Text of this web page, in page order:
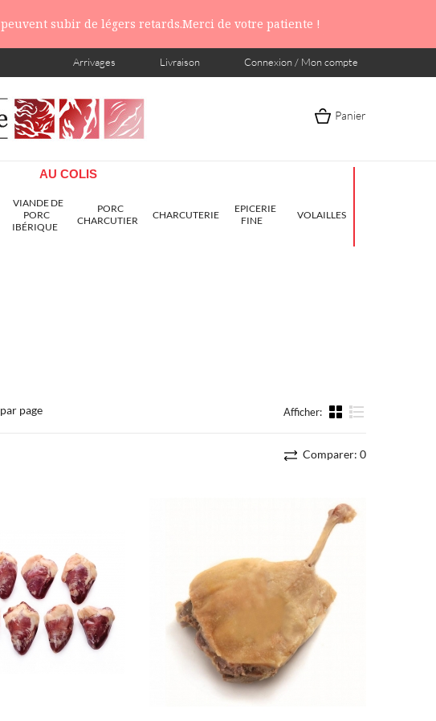
peuvent subir de légers retards.Merci de votre patiente !
Connexion / Mon compte
Livraison
Arrivages
Panier
AU COLIS
VIANDE DE
PORC
IBÉRIQUE
PORC
CHARCUTIER
CHARCUTERIE
EPICERIE
FINE
VOLAILLES
Afficher:
par page
Comparer: 0